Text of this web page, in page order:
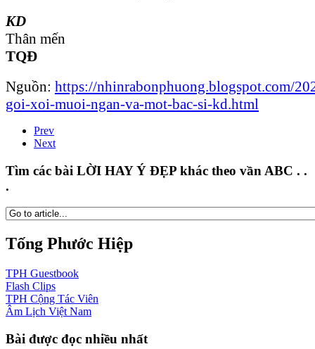
KD
Thân mến
TQĐ
Nguồn: https://nhinrabonphuong.blogspot.com/
goi-xoi-muoi-ngan-va-mot-bac-si-kd.html
Prev
Next
Tìm các bài LỜI HAY Ý ĐẸP khác theo vần ABC . .
.
Tống Phước Hiệp
TPH Guestbook
Flash Clips
TPH Cộng Tác Viên
Âm Lịch Việt Nam
Bài được đọc nhiều nhất